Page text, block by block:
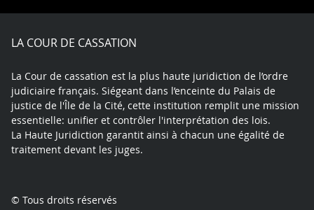
X
FacebookYoutubeLinkedInInstagram
LA COUR DE CASSATION
La Cour de cassation est la plus haute juridiction de l’ordre
judiciaire français. Siégeant dans l’enceinte du Palais de
justice de l'Île de la Cité, cette institution remplit une mission
essentielle: unifier et contrôler l'interprétation des lois.
La Haute Juridiction garantit ainsi à chacun une égalité de
traitement devant les juges.
© Tous droits réservés